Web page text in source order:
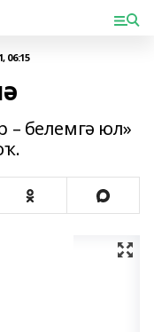
06:15
– белемгә юл»